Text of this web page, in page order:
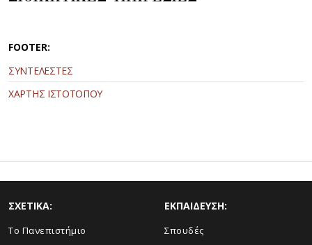
FOOTER:
ΣΥΝΤΕΛΕΣΤΕΣ
ΧΑΡΤΗΣ ΙΣΤΟΤΟΠΟΥ
ΣΧΕΤΙΚΑ:
Το Πανεπιστήμιο
ΕΚΠΑΙΔΕΥΣΗ:
Σπουδές